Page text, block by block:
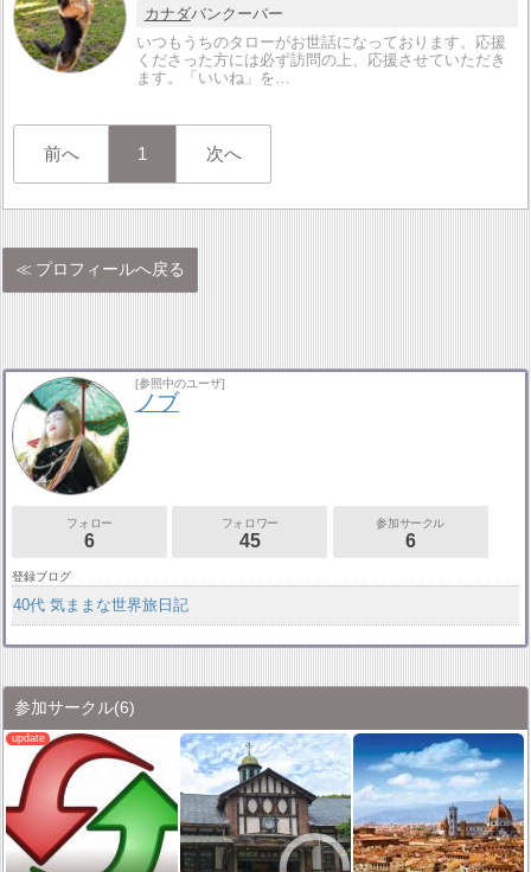
カナダバンクーバー
いつもうちのタローがお世話になっております。応援
くださった方には必ず訪問の上、応援させていただき
ます。「いいね」を…
前へ 1 次へ
プロフィールへ戻る
[参照中のユーザ]
ノブ
フォロー
6
フォロワー
45
参加サークル
6
登録ブログ
40代 気ままな世界旅日記
参加サークル(6)